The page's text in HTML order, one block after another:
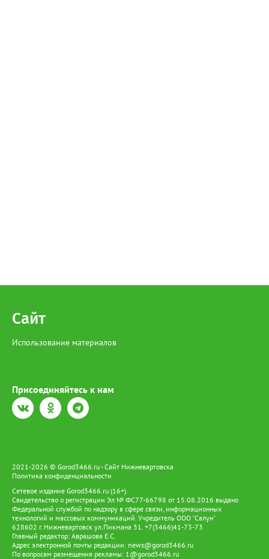
Сайт
Использование материалов
Присоединяйтесь к нам
2021-2026 © Gorod3466.ru - Сайт Нижневартовска
Политика конфиденциальности
Сетевое издание Gorod3466.ru (16+).
Свидетельство о регистрации Эл № ФС77-66798 от 15.08.2016 выдано
Федеральной службой по надзору в сфере связи, информационных
технологий и массовых коммуникаций. Учредитель ООО "Салун"
628602 г. Нижневартовск ул.Пикмана 31. +7(3466)41-73-73
Главный редактор: Аврашова Е.С.
Адрес электронной почты редакции: news@gorod3466.ru
По вопросам размещения рекламы: 1@gorod3466.ru